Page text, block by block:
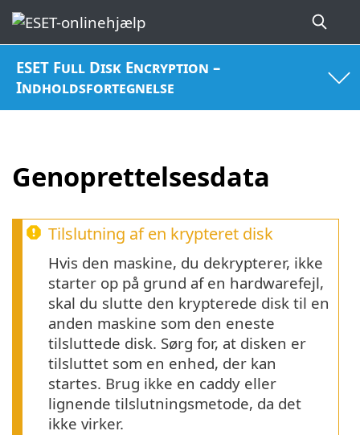
ESET Full Disk Encryption –
Indholdsfortegnelse
Genoprettelsesdata
Tilslutning af en krypteret disk
Hvis den maskine, du dekrypterer, ikke
starter op på grund af en hardwarefejl,
skal du slutte den krypterede disk til en
anden maskine som den eneste
tilsluttede disk. Sørg for, at disken er
tilsluttet som en enhed, der kan
startes. Brug ikke en caddy eller
lignende tilslutningsmetode, da det
ikke virker.